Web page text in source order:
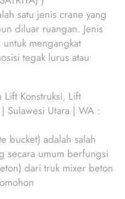
satu jenis crane yang
diluar ruangan. Jenis
mengangkat
tegak lurus atau
Lift Konstruksi, Lift
Sulawesi Utara | WA :
bucket) adalah salah
secara umum berfungsi
dari truk mixer beton